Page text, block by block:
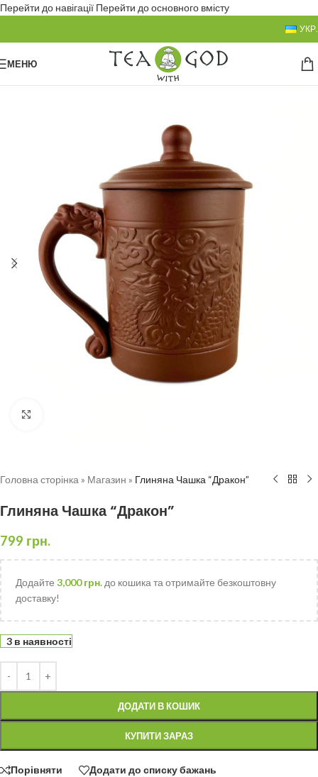
Перейти до навігації Перейти до основного вмісту
УКР.
МЕНЮ
Головна сторінка » Магазин » Глиняна Чашка “Дракон”
Глиняна Чашка “Дракон”
799 грн.
Додайте 3,000грн. до кошика та отримайте безкоштовну
доставку!
3 в наявності
ДОДАТИ В КОШИК
КУПИТИ ЗАРАЗ
Порівняти Додати до списку бажань